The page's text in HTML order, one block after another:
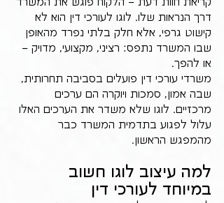
קריאת חוות דעת – הלקוח פוגש את המשרד
דרך הנראות שלו. לוגו לעורכי דין הוא לא
קישוט גרפי, אלא חלק בלתי נפרד מהאופן
שבו המשרד נתפס: רציני, מקצועי, מדויק –
או להפך.
משרדי עורכי דין פועלים בסביבה תחרותית,
שבה אמון, סמכות ויוקרה הם ערכים
מרכזיים. לוגו שלא משדר את הערכים האלו
עלול לפגוע בתדמית המשרד כבר
מהמפגש הראשון.
למה עיצוב לוגו חשוב
במיוחד לעורכי דין